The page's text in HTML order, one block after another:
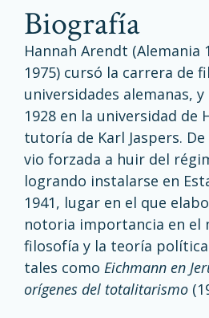
biografía
Hannah Arendt (Alemania
1975) cursó la carrera de
universidades alemanas,
1928 en la universidad de
tutoría de Karl Jaspers.
vio forzada a huir del
logrando instalarse en
1941, lugar en el que
notoria importancia en el
filosofía y la teoría
tales como Eichmann en
orígenes del totalitarismo